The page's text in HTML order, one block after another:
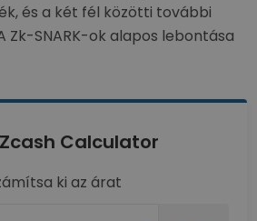
és a két fél közötti további
Zk-SNARK-ok alapos lebontása
Zcash Calculator
ki az árat